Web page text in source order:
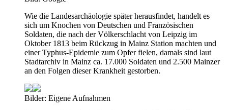
Wie die Landesarchäologie später herausfindet, handelt es
sich um Knochen von Deutschen und Französischen
Soldaten, die nach der Völkerschlacht von Leipzig im
Oktober 1813 beim Rückzug in Mainz Station machten und
einer Typhus-Epidemie zum Opfer fielen, damals sind laut
Stadtarchiv in Mainz ca. 17.000 Soldaten und 2.500 Mainzer
an den Folgen dieser Krankheit gestorben.
Bilder: Eigene Aufnahmen